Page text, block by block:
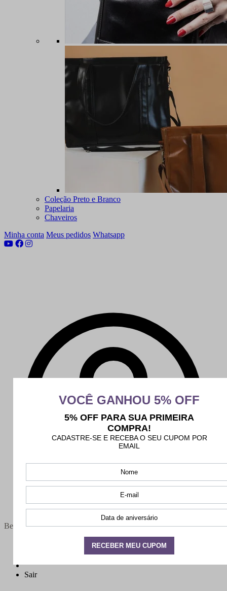
Coleção Preto e Branco
Papelaria
Chaveiros
Minha conta Meus pedidos Whatsapp
Bem-vindo(a),
Sair